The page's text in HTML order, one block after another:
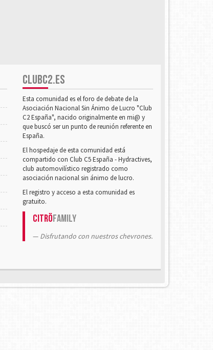
CLUBC2.ES
Esta comunidad es el foro de debate de la
Asociación Nacional Sin Ánimo de Lucro "Club
C2 España", nacido originalmente en mi@ y
que buscó ser un punto de reunión referente en
España.
El hospedaje de esta comunidad está
compartido con Club C5 España - Hydractives,
club automovilístico registrado como
asociación nacional sin ánimo de lucro.
El registro y acceso a esta comunidad es
gratuito.
CitröFamily
Disfrutando con nuestros chevrones.